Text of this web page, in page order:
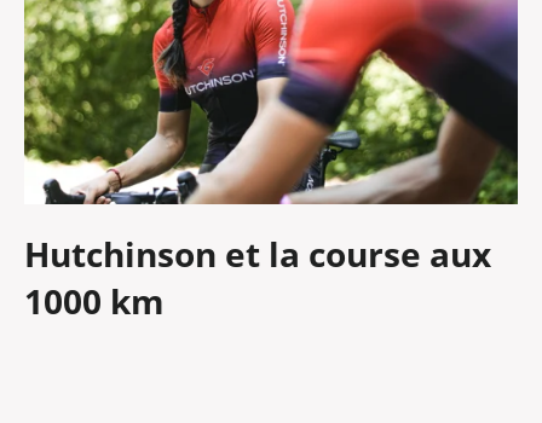
Hutchinson et la course aux
1000 km